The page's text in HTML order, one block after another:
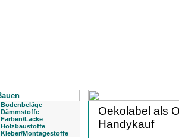
Bodenbeläge
Dämmstoffe
Farben/Lacke
Holzbaustoffe
Kleber/Montagestoffe
Oekolabel als
Handykauf